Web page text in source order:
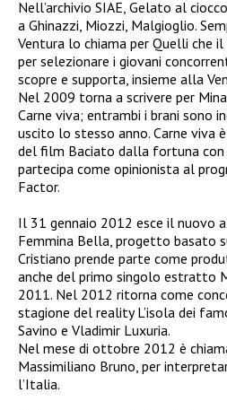
Nell’archivio SIAE, Gelato al
a Ghinazzi, Miozzi, Malgioglio.
Ventura lo chiama per Quelli che
per selezionare i giovani
scopre e supporta, insieme alla
Nel 2009 torna a scrivere per
Carne viva; entrambi i brani sono
uscito lo stesso anno. Carne viva
del film Baciato dalla fortuna con
partecipa come opinionista al
Factor.
Il 31 gennaio 2012 esce il nuovo
Femmina Bella, progetto basato
Cristiano prende parte come
anche del primo singolo estratto
2011. Nel 2012 ritorna come
stagione del reality L’isola dei
Savino e Vladimir Luxuria.
Nel mese di ottobre 2012 è
Massimiliano Bruno, per
l’Italia.